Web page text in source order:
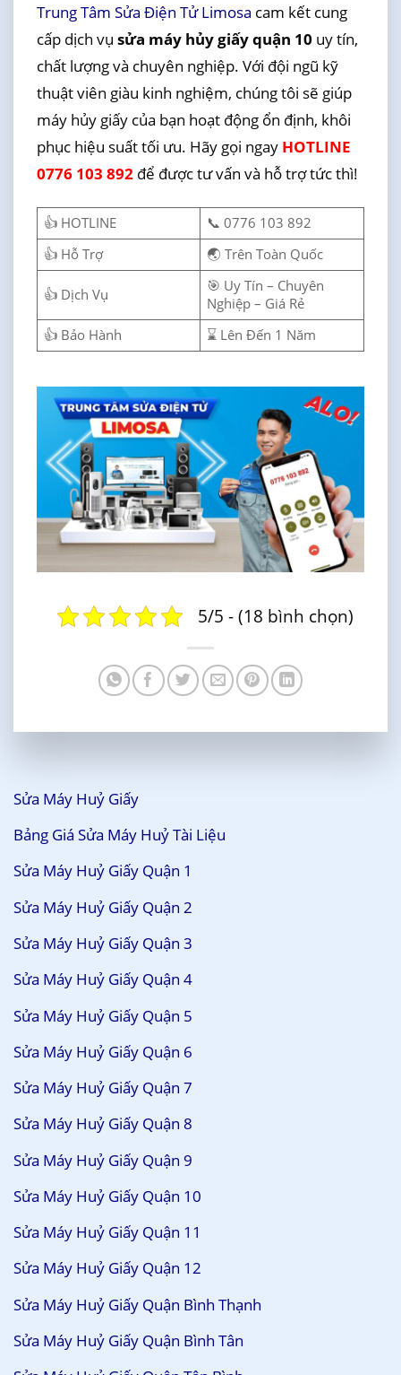
Trung Tâm Sửa Điện Tử Limosa cam kết cung
cấp dịch vụ sửa máy hủy giấy quận 10 uy tín,
chất lượng và chuyên nghiệp. Với đội ngũ kỹ
thuật viên giàu kinh nghiệm, chúng tôi sẽ giúp
máy hủy giấy của bạn hoạt động ổn định, khôi
phục hiệu suất tối ưu. Hãy gọi ngay HOTLINE
0776 103 892để được tư vấn và hỗ trợ tức thì!
👍 HOTLINE
📞 0776 103 892
👍 Hỗ Trợ
🌏 Trên Toàn Quốc
👍 Dịch Vụ
🎯 Uy Tín – Chuyên
Nghiệp – Giá Rẻ
👍 Bảo Hành
⌛ Lên Đến 1 Năm
5/5 - (18 bình chọn)
Sửa Máy Huỷ Giấy
Bảng Giá Sửa Máy Huỷ Tài Liệu
Sửa Máy Huỷ Giấy Quận 1
Sửa Máy Huỷ Giấy Quận 2
Sửa Máy Huỷ Giấy Quận 3
Sửa Máy Huỷ Giấy Quận 4
Sửa Máy Huỷ Giấy Quận 5
Sửa Máy Huỷ Giấy Quận 6
Sửa Máy Huỷ Giấy Quận 7
Sửa Máy Huỷ Giấy Quận 8
Sửa Máy Huỷ Giấy Quận 9
Sửa Máy Huỷ Giấy Quận 10
Sửa Máy Huỷ Giấy Quận 11
Sửa Máy Huỷ Giấy Quận 12
Sửa Máy Huỷ Giấy Quận Bình Thạnh
Sửa Máy Huỷ Giấy Quận Bình Tân